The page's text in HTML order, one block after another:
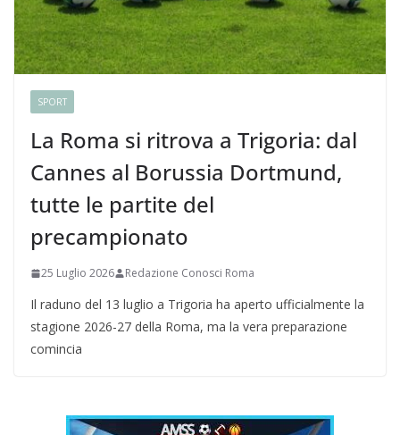
SPORT
La Roma si ritrova a Trigoria: dal
Cannes al Borussia Dortmund,
tutte le partite del
precampionato
25 Luglio 2026 Redazione Conosci Roma
Il raduno del 13 luglio a Trigoria ha aperto ufficialmente la
stagione 2026-27 della Roma, ma la vera preparazione
comincia